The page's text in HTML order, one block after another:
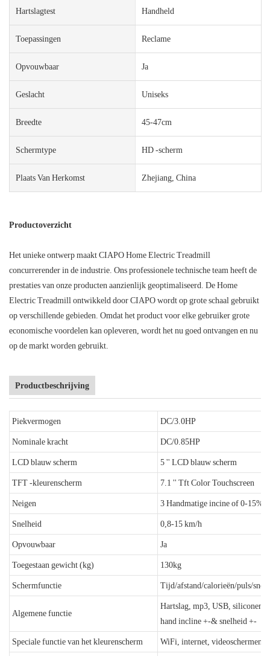
Hartslagtest Handheld
Toepassingen Reclame
Opvouwbaar Ja
Geslacht Uniseks
Breedte 45-47cm
Schermtype HD -scherm
Plaats Van Herkomst Zhejiang, China
Productoverzicht
Het unieke ontwerp maakt CIAPO Home Electric Treadmill
concurrerender in de industrie. Ons professionele technische team heeft de
prestaties van onze producten aanzienlijk geoptimaliseerd. De Home
Electric Treadmill ontwikkeld door CIAPO wordt op grote schaal gebruikt
op verschillende gebieden. Omdat het product voor elke gebruiker grote
economische voordelen kan opleveren, wordt het nu goed ontvangen en nu
op de markt worden gebruikt.
Productbeschrijving
Piekvermogen DC/3.0HP
Nominale kracht DC/0.85HP
LCD blauw scherm 5 '' LCD blauw scherm
TFT -kleurenscherm 7.1 '' Tft Color Touchscreen
Neigen 3 Handmatige incine of 0-15%
Snelheid 0,8-15 km/h
Opvouwbaar Ja
Toegestaan ​​gewicht (kg) 130kg
Schermfunctie Tijd/afstand/calorieën/puls/
Algemene functie
Hartslag, mp3, USB,
hand incline +-& snelheid +-
Speciale functie van het kleurenscherm WiFi, internet, videoschermen,